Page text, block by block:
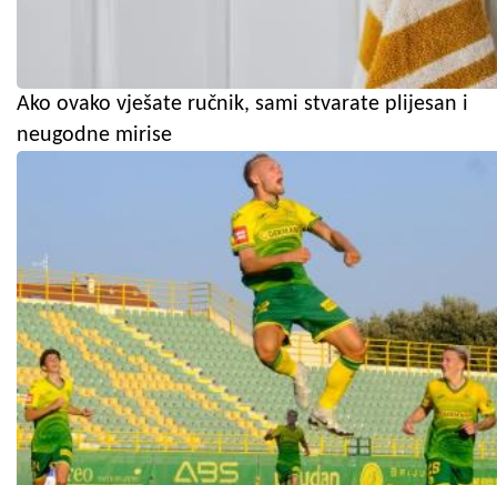
Ako ovako vješate ručnik, sami stvarate plijesan i
neugodne mirise